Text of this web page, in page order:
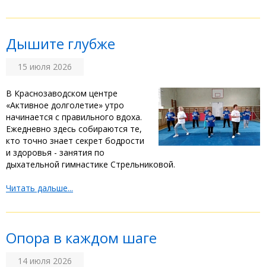
Дышите глубже
15 июля 2026
‎В Краснозаводском центре
«Активное долголетие» утро
начинается с правильного вдоха.
Ежедневно здесь собираются те,
кто точно знает секрет бодрости
и здоровья - занятия по
дыхательной гимнастике Стрельниковой. ‎
Читать дальше...
Опора в каждом шаге
14 июля 2026